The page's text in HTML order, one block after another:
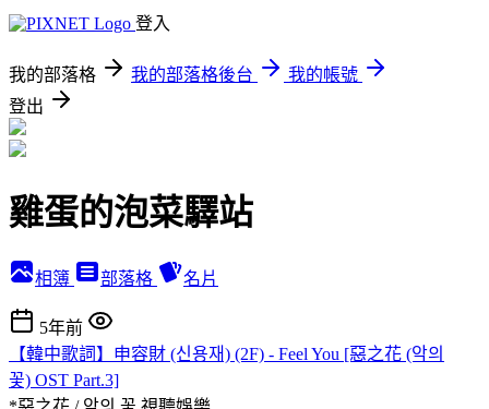
登入
我的部落格 我的部落格後台
我的帳號
登出
雞蛋的泡菜驛站
相簿 部落格 名片
5年前
【韓中歌詞】申容財 (신용재) (2F) - Feel You [惡之花 (악의
꽃) OST Part.3]